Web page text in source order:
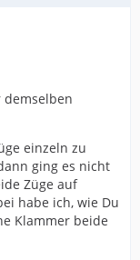
einzeln zu
ging es nicht
Züge auf
habe ich, wie Du
Klammer beide